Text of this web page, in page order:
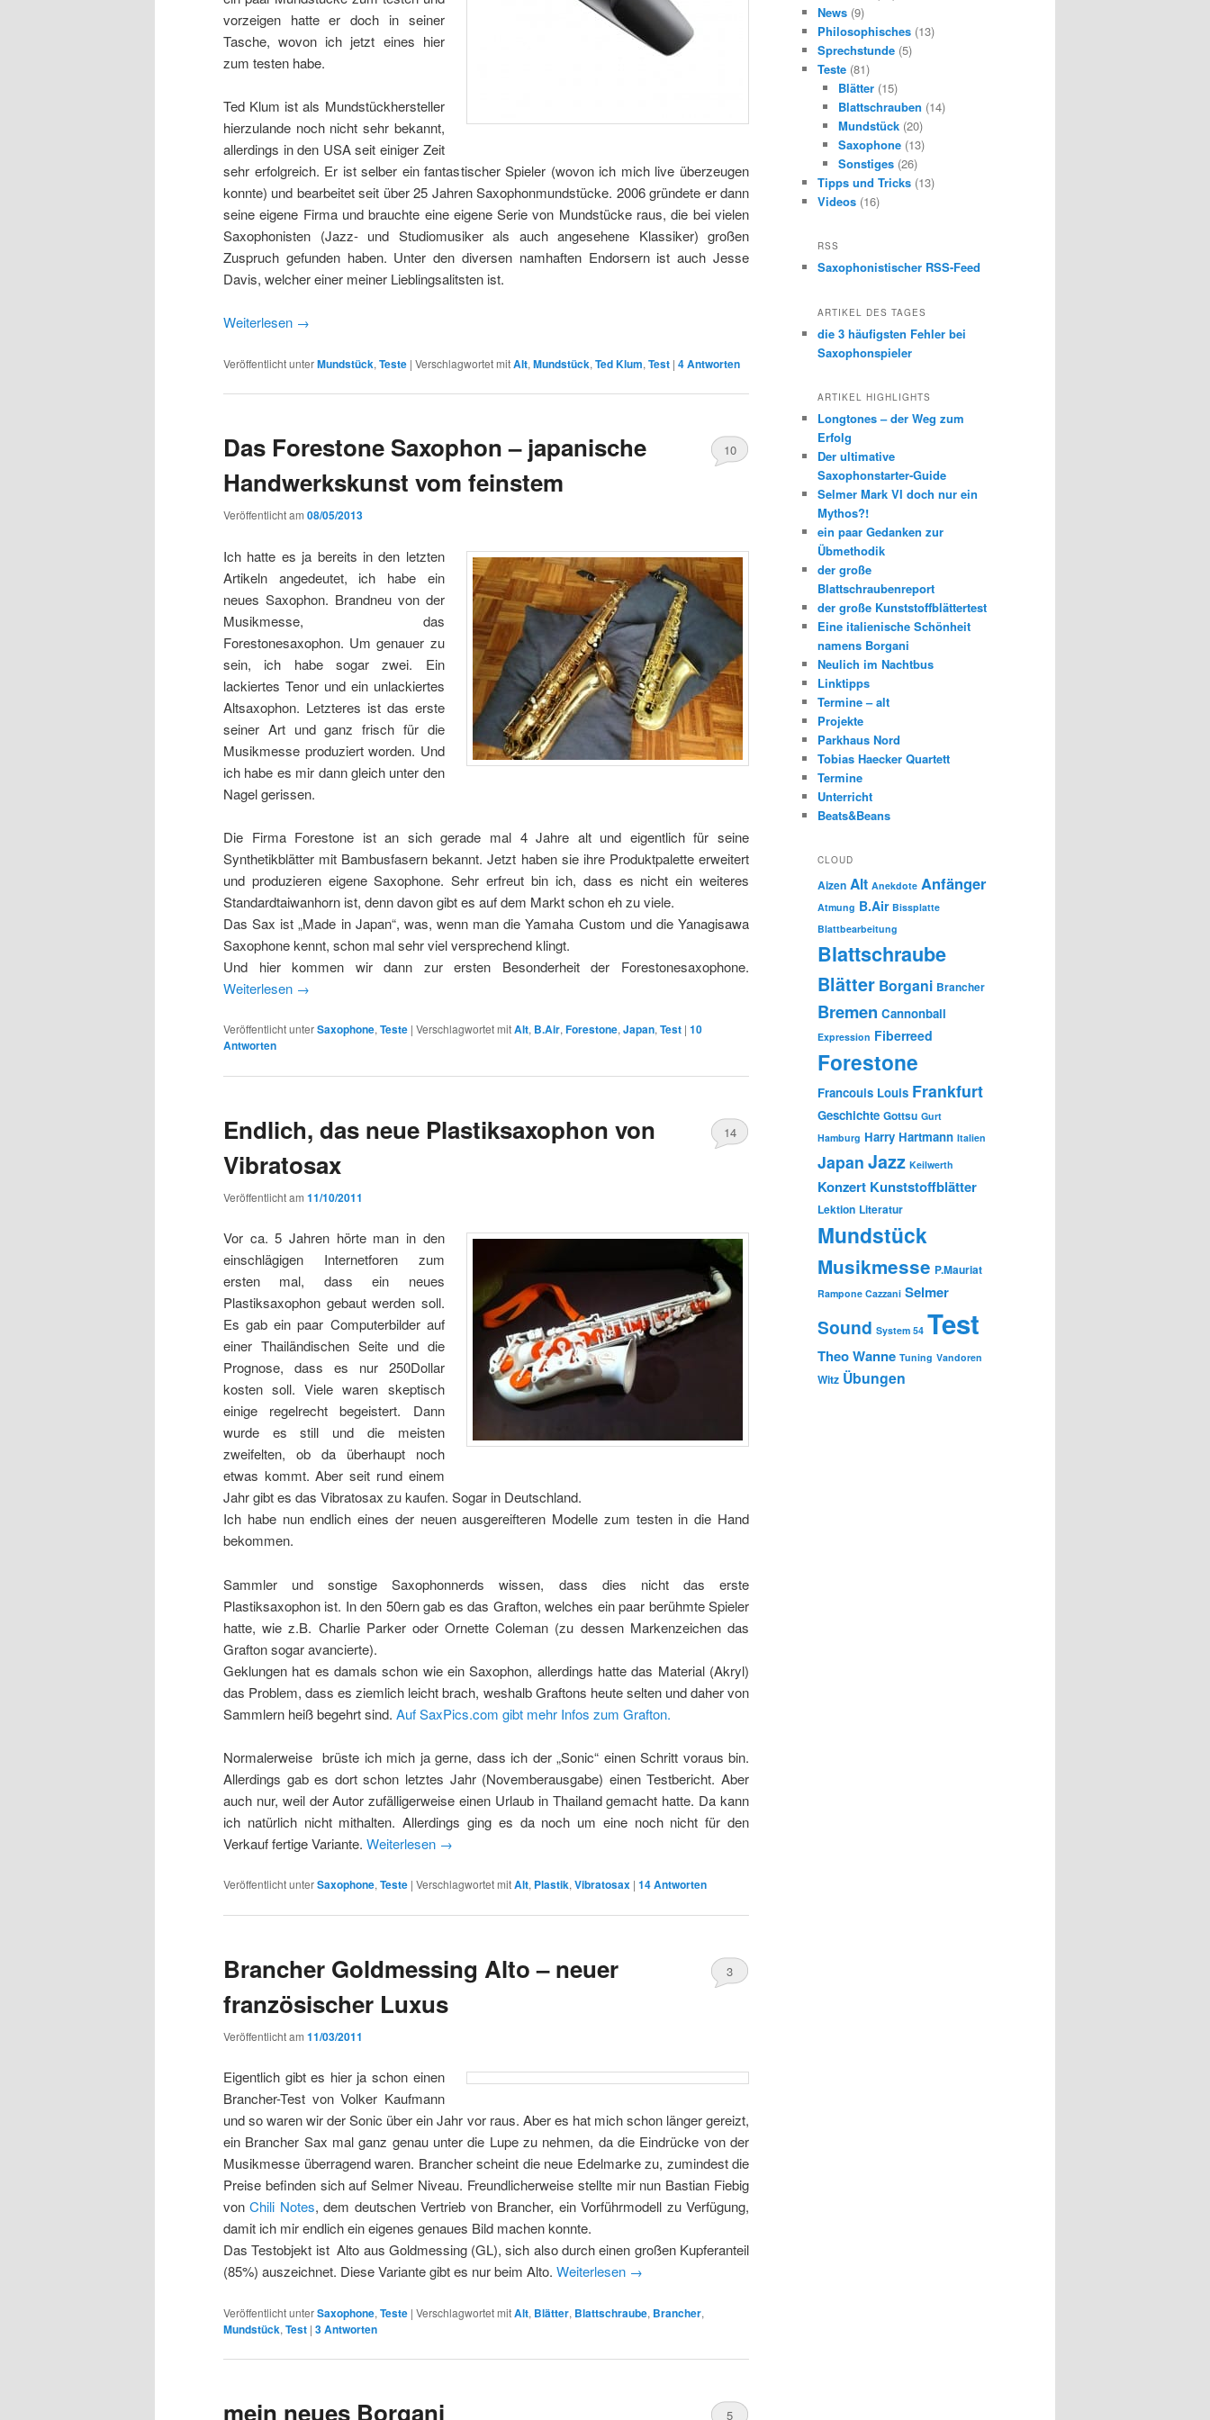
vorzeigen hatte er doch in seiner
Tasche, wovon ich jetzt eines hier
zum testen habe.
Ted Klum ist als Mundstückhersteller
hierzulande noch nicht sehr bekannt,
allerdings in den USA seit einiger Zeit
sehr erfolgreich. Er ist selber ein fantastischer Spieler (wovon ich mich live überzeugen
konnte) und bearbeitet seit über 25 Jahren Saxophonmundstücke. 2006 gründete er dann
seine eigene Firma und brauchte eine eigene Serie von Mundstücke raus, die bei vielen
Saxophonisten (Jazz- und Studiomusiker als auch angesehene Klassiker) großen
Zuspruch gefunden haben. Unter den diversen namhaften Endorsern ist auch Jesse
Davis, welcher einer meiner Lieblingsalitsten ist.
Weiterlesen →
Veröffentlicht unterMundstück, Teste | Verschlagwortet mitAlt, Mundstück, Ted Klum, Test | 4Antworten
Das Forestone Saxophon – japanische
Handwerkskunst vom feinstem
Veröffentlicht am 08/05/2013
10
Ich hatte es ja bereits in den letzten
Artikeln angedeutet, ich habe ein
neues Saxophon. Brandneu von der
Musikmesse, das
Forestonesaxophon. Um genauer zu
sein, ich habe sogar zwei. Ein
lackiertes Tenor und ein unlackiertes
Altsaxophon. Letzteres ist das erste
seiner Art und ganz frisch für die
Musikmesse produziert worden. Und
ich habe es mir dann gleich unter den
Nagel gerissen.
Die Firma Forestone ist an sich gerade mal 4 Jahre alt und eigentlich für seine
Synthetikblätter mit Bambusfasern bekannt. Jetzt haben sie ihre Produktpalette erweitert
und produzieren eigene Saxophone. Sehr erfreut bin ich, dass es nicht ein weiteres
Standardtaiwanhorn ist, denn davon gibt es auf dem Markt schon eh zu viele.
Das Sax ist „Made in Japan“, was, wenn man die Yamaha Custom und die Yanagisawa
Saxophone kennt, schon mal sehr viel versprechend klingt.
Und hier kommen wir dann zur ersten Besonderheit der Forestonesaxophone.
Weiterlesen →
Veröffentlicht unterSaxophone, Teste | Verschlagwortet mitAlt, B.Air, Forestone, Japan, Test | 10
Antworten
Endlich, das neue Plastiksaxophon von
Vibratosax
Veröffentlicht am 11/10/2011
14
Vor ca. 5 Jahren hörte man in den
einschlägigen Internetforen zum
ersten mal, dass ein neues
Plastiksaxophon gebaut werden soll.
Es gab ein paar Computerbilder auf
einer Thailändischen Seite und die
Prognose, dass es nur 250Dollar
kosten soll. Viele waren skeptisch
einige regelrecht begeistert. Dann
wurde es still und die meisten
zweifelten, ob da überhaupt noch
etwas kommt. Aber seit rund einem
Jahr gibt es das Vibratosax zu kaufen. Sogar in Deutschland.
Ich habe nun endlich eines der neuen ausgereifteren Modelle zum testen in die Hand
bekommen.
Sammler und sonstige Saxophonnerds wissen, dass dies nicht das erste
Plastiksaxophon ist. In den 50ern gab es das Grafton, welches ein paar berühmte Spieler
hatte, wie z.B. Charlie Parker oder Ornette Coleman (zu dessen Markenzeichen das
Grafton sogar avancierte).
Geklungen hat es damals schon wie ein Saxophon, allerdings hatte das Material (Akryl)
das Problem, dass es ziemlich leicht brach, weshalb Graftons heute selten und daher von
Sammlern heiß begehrt sind. Auf SaxPics.com gibt mehr Infos zum Grafton.
Normalerweise brüste ich mich ja gerne, dass ich der „Sonic“ einen Schritt voraus bin.
Allerdings gab es dort schon letztes Jahr (Novemberausgabe) einen Testbericht. Aber
auch nur, weil der Autor zufälligerweise einen Urlaub in Thailand gemacht hatte. Da kann
ich natürlich nicht mithalten. Allerdings ging es da noch um eine noch nicht für den
Verkauf fertige Variante. Weiterlesen →
Veröffentlicht unterSaxophone,Teste | Verschlagwortet mitAlt, Plastik,Vibratosax | 14Antworten
Brancher Goldmessing Alto – neuer
französischer Luxus
Veröffentlicht am 11/03/2011
3
Eigentlich gibt es hier ja schon einen
Brancher-Test von Volker Kaufmann
und so waren wir der Sonic über ein Jahr vor raus. Aber es hat mich schon länger gereizt,
ein Brancher Sax mal ganz genau unter die Lupe zu nehmen, da die Eindrücke von der
Musikmesse überragend waren. Brancher scheint die neue Edelmarke zu, zumindest die
Preise befinden sich auf Selmer Niveau. Freundlicherweise stellte mir nun Bastian Fiebig
vonChili Notes, dem deutschen Vertrieb von Brancher, ein Vorführmodell zu Verfügung,
damit ich mir endlich ein eigenes genaues Bild machen konnte.
Das Testobjekt ist Alto aus Goldmessing (GL), sich also durch einen großen Kupferanteil
(85%) auszeichnet. Diese Variante gibt es nur beim Alto. Weiterlesen →
Veröffentlicht unterSaxophone, Teste | Verschlagwortet mitAlt, Blätter, Blattschraube, Brancher,
Mundstück, Test | 3Antworten
mein neues Borgani 5
News (9)
Philosophisches (13)
Sprechstunde (5)
Teste (81)
Blätter(15)
Blattschrauben (14)
Mundstück(20)
Saxophone(13)
Sonstiges(26)
Tipps und Tricks (13)
Videos (16)
RSS
Saxophonistischer RSS-Feed
ARTIKEL DES TAGES
die 3 häufigsten Fehler bei
Saxophonspieler
ARTIKEL HIGHLIGHTS
Longtones – der Weg zum
Erfolg
Der ultimative
Saxophonstarter-Guide
Selmer Mark VI doch nur ein
Mythos?!
ein paar Gedanken zur
Übmethodik
der große
Blattschraubenreport
der große Kunststoffblättertest
Eine italienische Schönheit
namens Borgani
Neulich im Nachtbus
Linktipps
Termine – alt
Projekte
Parkhaus Nord
Tobias Haecker Quartett
Termine
Unterricht
Beats&Beans
CLOUD
Aizen Alt Anekdote Anfänger
Atmung B.Air Bissplatte
Blattbearbeitung
Blattschraube
Blätter Borgani Brancher
Bremen Cannonball
Expression Fiberreed
Forestone
Francouis Louis Frankfurt
Geschichte Gottsu Gurt
Hamburg Harry Hartmann Italien
Japan Jazz Keilwerth
Konzert Kunststoffblätter
Lektion Literatur
Mundstück
Musikmesse P.Mauriat
Rampone Cazzani Selmer
Sound System 54 Test
Theo Wanne Tuning Vandoren
Witz Übungen